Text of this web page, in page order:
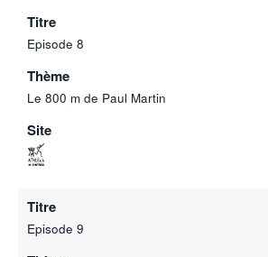
Titre
Episode 8
Thème
Le 800 m de Paul Martin
Site
Titre
Episode 9